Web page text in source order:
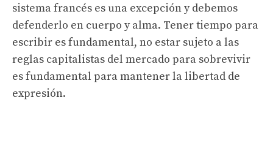
sistema francés es una excepción y debemos
defenderlo en cuerpo y alma. Tener tiempo para
escribir es fundamental, no estar sujeto a las
reglas capitalistas del mercado para sobrevivir
es fundamental para mantener la libertad de
expresión.